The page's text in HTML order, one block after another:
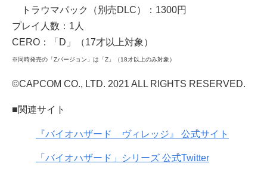
トラウマパック（別売DLC）：1300円
プレイ人数：1人
CERO：「D」（17才以上対象）
※同時発売の「Zバージョン」は「Z」（18才以上のみ対象）
©CAPCOM CO., LTD. 2021 ALL RIGHTS RESERVED.
■関連サイト
『バイオハザード ヴィレッジ』 公式サイト
「バイオハザード」シリーズ 公式Twitter